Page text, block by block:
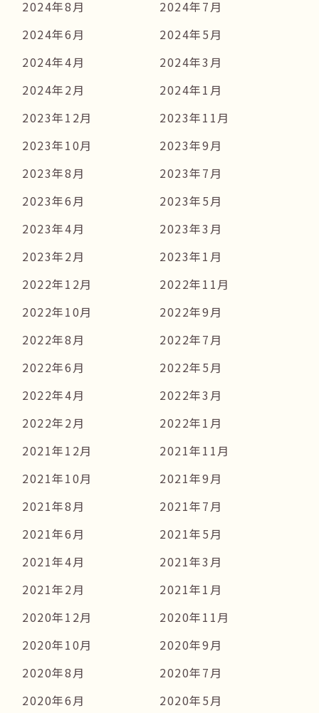
2024年8月
2024年7月
2024年6月
2024年5月
2024年4月
2024年3月
2024年2月
2024年1月
2023年12月
2023年11月
2023年10月
2023年9月
2023年8月
2023年7月
2023年6月
2023年5月
2023年4月
2023年3月
2023年2月
2023年1月
2022年12月
2022年11月
2022年10月
2022年9月
2022年8月
2022年7月
2022年6月
2022年5月
2022年4月
2022年3月
2022年2月
2022年1月
2021年12月
2021年11月
2021年10月
2021年9月
2021年8月
2021年7月
2021年6月
2021年5月
2021年4月
2021年3月
2021年2月
2021年1月
2020年12月
2020年11月
2020年10月
2020年9月
2020年8月
2020年7月
2020年6月
2020年5月